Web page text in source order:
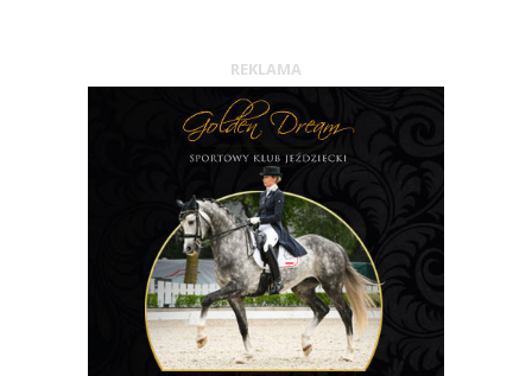
REKLAMA